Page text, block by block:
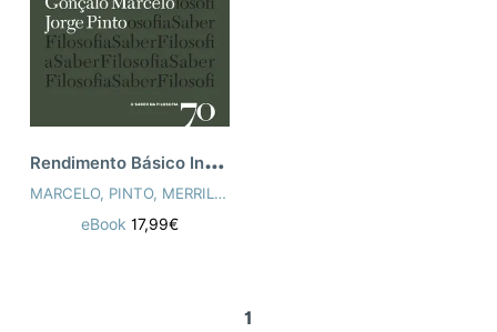
R
endimento Básico Incondicional: uma def
MARCELO, PINTO, MERRILL, BIZARRO
eBook 17,99€
1